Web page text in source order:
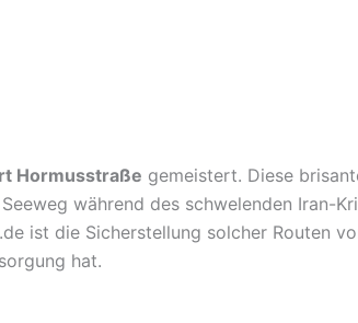
Hormusstraße gemeistert. Diese
während des schwelenden Iran-
ist die Sicherstellung solcher Routen
hat.